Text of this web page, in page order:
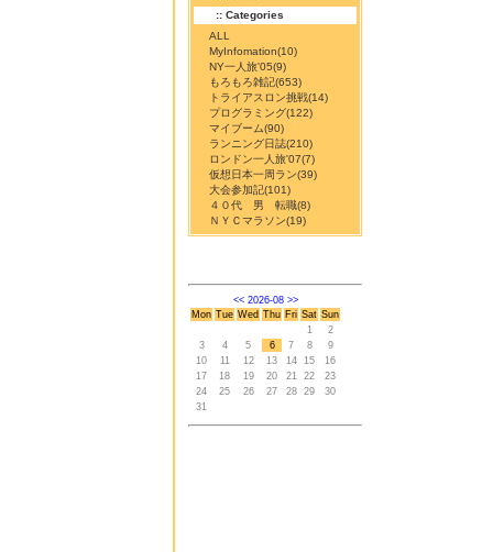
:: Categories
ALL
MyInfomation(10)
NY一人旅'05(9)
もろもろ雑記(653)
トライアスロン挑戦(14)
プログラミング(122)
マイブーム(90)
ランニング日誌(210)
ロンドン一人旅'07(7)
仮想日本一周ラン(39)
大会参加記(101)
４０代 男 転職(8)
ＮＹＣマラソン(19)
<< 2026-08 >>
Mon Tue Wed Thu Fri Sat Sun
1
2
3
4 5 6 7 8
9
10
11 12 13 14 15
16
17
18 19 20 21 22
23
24
25 26 27 28 29
30
31